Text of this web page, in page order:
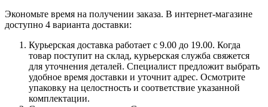
Экономьте время на получении заказа. В интернет-магазине
доступно 4 варианта доставки:
Курьерская доставка работает с 9.00 до 19.00. Когда
товар поступит на склад, курьерская служба свяжется
для уточнения деталей. Специалист предложит выбрать
удобное время доставки и уточнит адрес. Осмотрите
упаковку на целостность и соответствие указанной
комплектации.